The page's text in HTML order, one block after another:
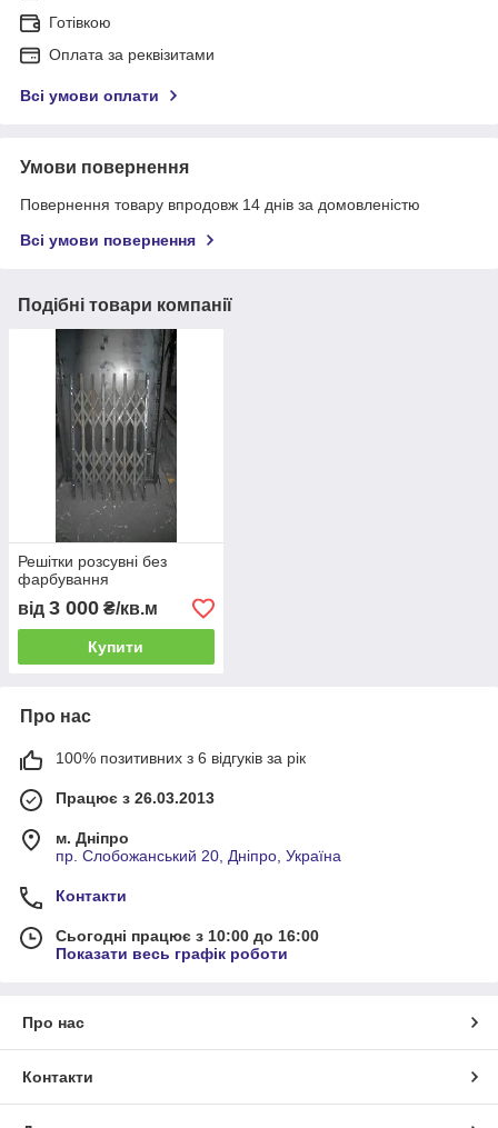
Готівкою
Оплата за реквізитами
Всі умови оплати
Умови повернення
Повернення товару впродовж 14 днів за домовленістю
Всі умови повернення
Подібні товари компанії
Решітки розсувні без
фарбування
від 3 000 ₴/кв.м
Купити
Про нас
100% позитивних з 6 відгуків за рік
Працює з 26.03.2013
м. Дніпро
пр. Слобожанський 20, Дніпро, Україна
Контакти
Сьогодні працює з 10:00 до 16:00
Показати весь графік роботи
Про нас
Контакти